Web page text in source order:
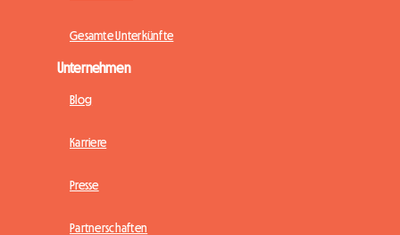
Gesamte Unterkünfte
Unternehmen
Blog
Karriere
Presse
Partnerschaften